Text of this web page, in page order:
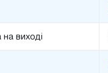
на виході